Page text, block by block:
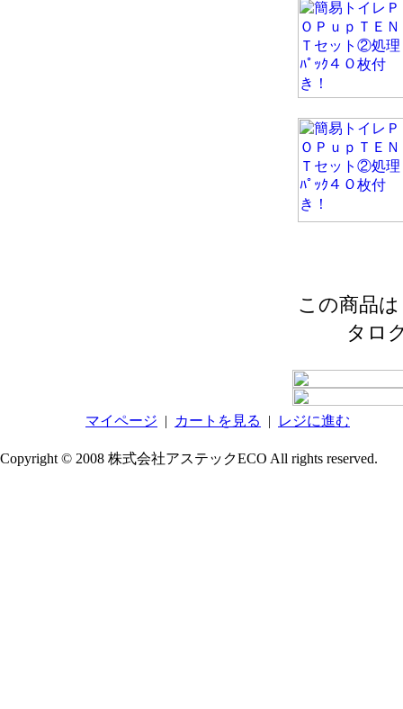
この商品
タロ
マイページ | カートを見る | レジに進む
Copyright © 2008 株式会社アステックECO All rights reserved.